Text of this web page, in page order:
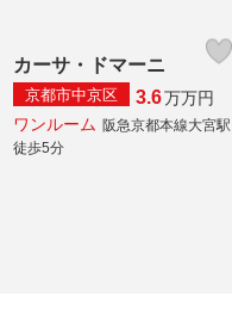
カーサ・ドマーニ
京都市中京区 3.6万万円
ワンルーム 阪急京都本線大宮駅
徒歩5分